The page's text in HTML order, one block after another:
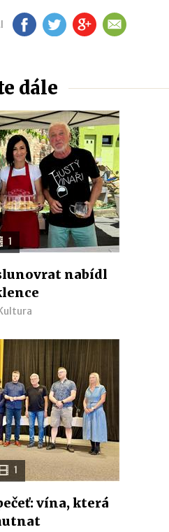
FB TW GP EM
dále
1
nabídl
1
vína, která